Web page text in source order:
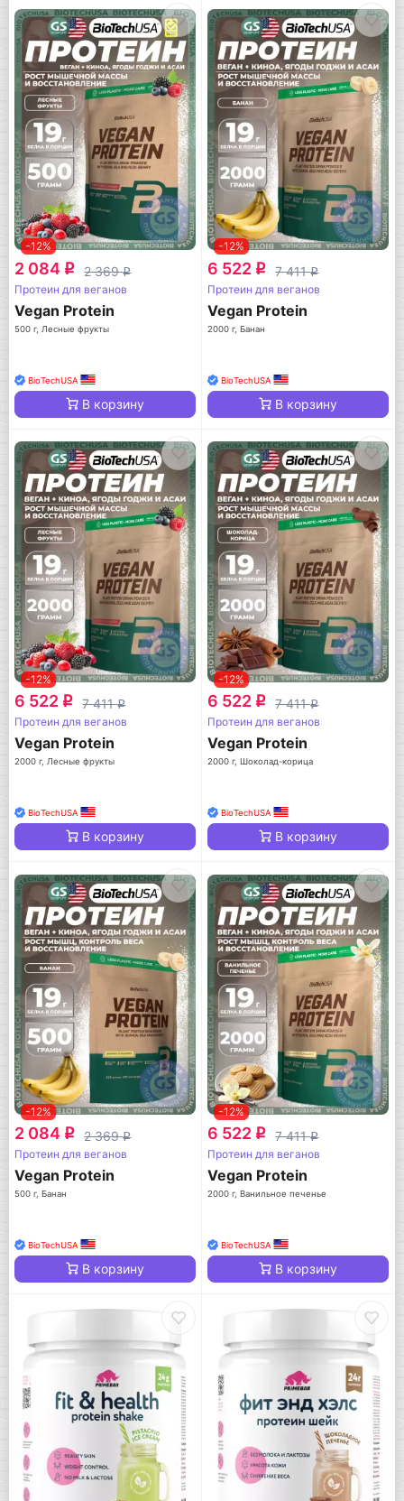
-12%
2 084 q 2 369q
Протеин для веганов
Vegan Protein
500 г, Лесные фрукты
BioTechUSA
В корзину
-12%
6 522 q 7 411q
Протеин для веганов
Vegan Protein
2000 г, Банан
BioTechUSA
В корзину
-12%
6 522 q 7 411q
Протеин для веганов
Vegan Protein
2000 г, Лесные фрукты
BioTechUSA
В корзину
-12%
6 522 q 7 411q
Протеин для веганов
Vegan Protein
2000 г, Шоколад-корица
BioTechUSA
В корзину
-12%
2 084 q 2 369q
Протеин для веганов
Vegan Protein
500 г, Банан
BioTechUSA
В корзину
-12%
6 522 q 7 411q
Протеин для веганов
Vegan Protein
2000 г, Ванильное печенье
BioTechUSA
В корзину